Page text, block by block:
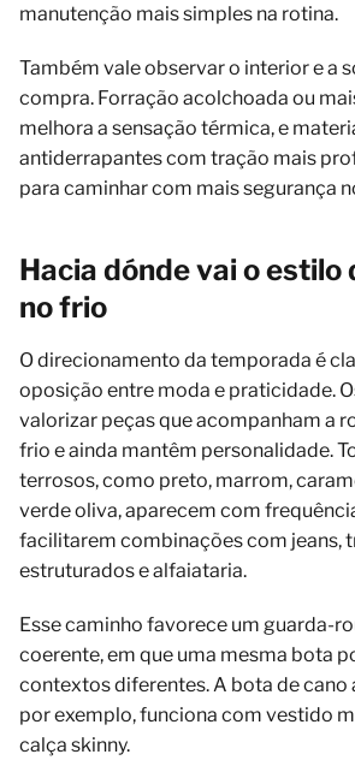
manutenção mais simples na rotina.
Também vale observar o interior e a
compra. Forração acolchoada ou
melhora a sensação térmica, e
antiderrapantes com tração mais
para caminhar com mais segurança
Hacia dónde vai o estilo
no frio
O direcionamento da temporada é
oposição entre moda e praticidade.
valorizar peças que acompanham a
frio e ainda mantêm personalidade.
terrosos, como preto, marrom,
verde oliva, aparecem com
facilitarem combinações com jeans,
estruturados e alfaiataria.
Esse caminho favorece um guarda-
coerente, em que uma mesma bota
contextos diferentes. A bota de cano
por exemplo, funciona com vestido
calça skinny.